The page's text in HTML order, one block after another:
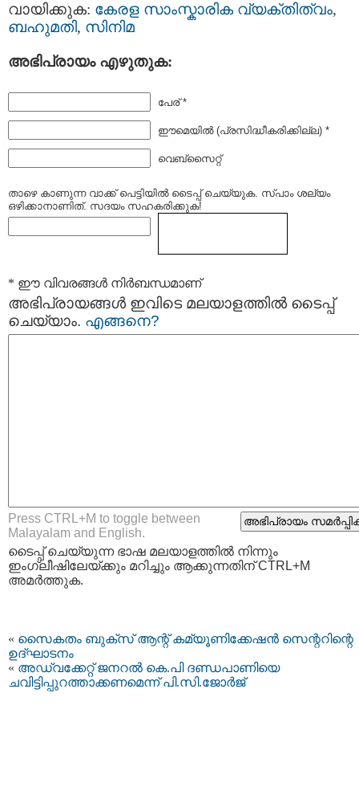
വായിക്കുക: കേരള സാംസ്കാരിക വ്യക്തിത്വം,
ബഹുമതി, സിനിമ
അഭിപ്രായം എഴുതുക:
പേര് *
ഈമെയില്‍ (പ്രസിദ്ധീകരിക്കില്ല) *
വെബ്സൈറ്റ്
താഴെ കാണുന്ന വാക്ക് പെട്ടിയില്‍ ടൈപ്പ്‌ ചെയ്യുക. സ്പാം ശല്യം
ഒഴിക്കാനാണിത്. സദയം സഹകരിക്കുക!
* ഈ വിവരങ്ങള്‍ നിര്‍ബന്ധമാണ്
അഭിപ്രായങ്ങള്‍ ഇവിടെ മലയാളത്തില്‍ ടൈപ്പ്
ചെയ്യാം. എങ്ങനെ?
Press CTRL+M to toggle between
Malayalam and English.
ടൈപ്പ്‌ ചെയ്യുന്ന ഭാഷ മലയാളത്തില്‍ നിന്നും
ഇംഗ്ലീഷിലേയ്ക്കും മറിച്ചും ആക്കുന്നതിന് CTRL+M
അമര്‍ത്തുക.
« സൈകതം ബുക്‌സ് ആന്റ് കമ്യൂണിക്കേഷന്‍ സെന്ററിന്റെ
ഉദ്ഘാടനം
« അഡ്വക്കേറ്റ് ജനറല്‍ കെ.പി ദണ്ഡപാണിയെ
ചവിട്ടിപ്പുറത്താക്കണമെന്ന് പി.സി.ജോര്‍ജ്